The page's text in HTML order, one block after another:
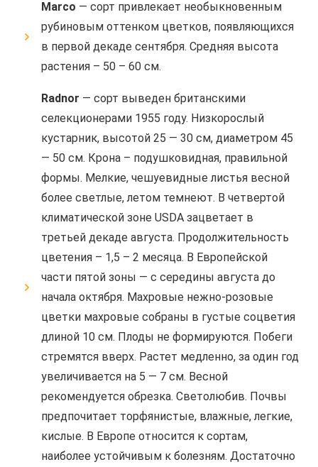
Marco — сорт привлекает необыкновенным
рубиновым оттенком цветков, появляющихся
в первой декаде сентября. Средняя высота
растения – 50 – 60 см.
Radnor — сорт выведен британскими
селекционерами 1955 году. Низкорослый
кустарник, высотой 25 — 30 см, диаметром 45
— 50 см. Крона – подушковидная, правильной
формы. Мелкие, чешуевидные листья весной
более светлые, летом темнеют. В четвертой
климатической зоне USDA зацветает в
третьей декаде августа. Продолжительность
цветения – 1,5 – 2 месяца. В Европейской
части пятой зоны — с середины августа до
начала октября. Махровые нежно-розовые
цветки махровые собраны в густые соцветия
длиной 10 см. Плоды не формируются. Побеги
стремятся вверх. Растет медленно, за один год
увеличивается на 5 — 7 см. Весной
рекомендуется обрезка. Светолюбив. Почвы
предпочитает торфянистые, влажные, легкие,
кислые. В Европе относится к сортам,
наиболее устойчивым к болезням. Достаточно